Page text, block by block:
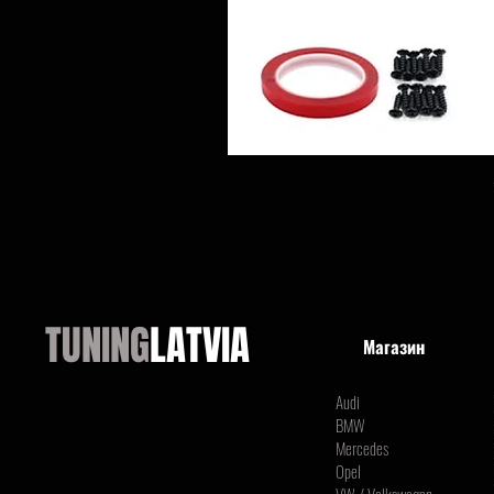
TUNINGLATVIA Магазин
Audi
BMW
Mercedes
Opel